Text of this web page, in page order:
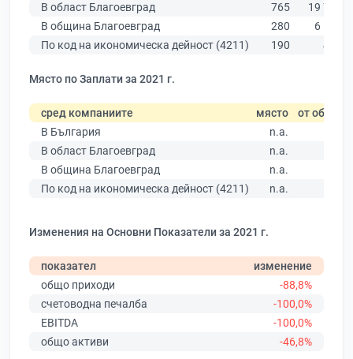
В област Благоевград
765
19 741
В община Благоевград
280
6 172
По код на икономическа дейност (4211)
190 489
Място по Заплати за 2021 г.
сред компаниите място от общо
В България
n.a.
В област Благоевград
n.a.
В община Благоевград
n.a.
По код на икономическа дейност (4211)
n.a.
Изменения на Основни Показатели за 2021 г.
показател
изменение
общо приходи
-88,8%
счетоводна печалба
-100,0%
EBITDA
-100,0%
общо активи
-46,8%